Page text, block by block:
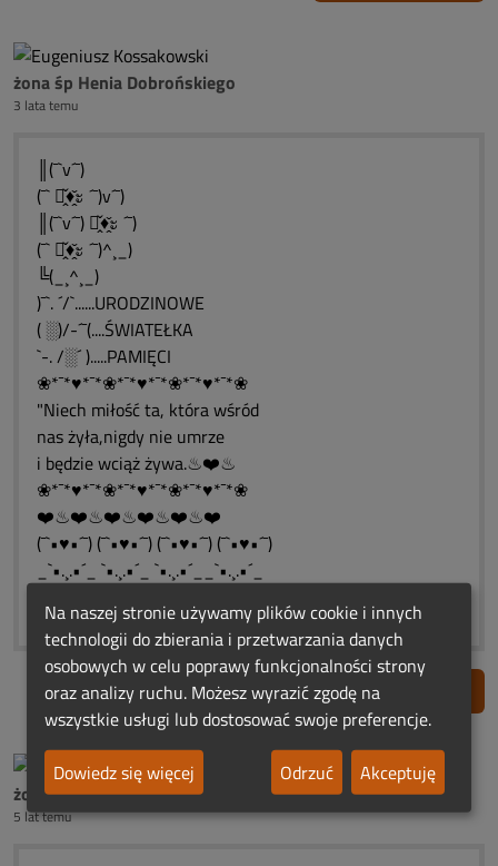
żona śp Henia Dobrońskiego
3 lata temu
║(¯`v´¯)
(¯` ะ̭̌♦̭̌ะ ´¯)v´¯)
║(¯`v´¯) ะ̭̌♦̭̌ะ ´¯)
(¯` ะ̭̌♦̭̌ะ ´¯)^¸_)
╚(_¸^¸_)
)¯`. ´/`......URODZINOWE
( ░)/-´¯(....ŚWIATEŁKA
`-. /░´ ).....PAMIĘCI
❀*¯*♥*¯*❀*¯*♥*¯*❀*¯*♥*¯*❀
"Niech miłość ta, która wśród
nas żyła,nigdy nie umrze
i będzie wciąż żywa.♨❤️♨
❀*¯*♥*¯*❀*¯*♥*¯*❀*¯*♥*¯*❀
❤️♨❤️♨❤️♨❤️♨❤️♨❤️
(¯`•♥•´¯) (¯`•♥•´¯) (¯`•♥•´¯) (¯`•♥•´¯)
_`•.¸.•´_ `•.¸.•´_ `•.¸.•´__`•.¸.•´_
Zgłoś nadużycie
żona śp. Henryka Dobrońskiego
5 lat temu
Na naszej stronie używamy plików cookie i innych
technologii do zbierania i przetwarzania danych
osobowych w celu poprawy funkcjonalności strony
oraz analizy ruchu. Możesz wyrazić zgodę na
wszystkie usługi lub dostosować swoje preferencje.
Dowiedz się więcej
Odrzuć Akceptuję